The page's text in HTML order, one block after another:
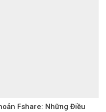
Fshare: Những Điều